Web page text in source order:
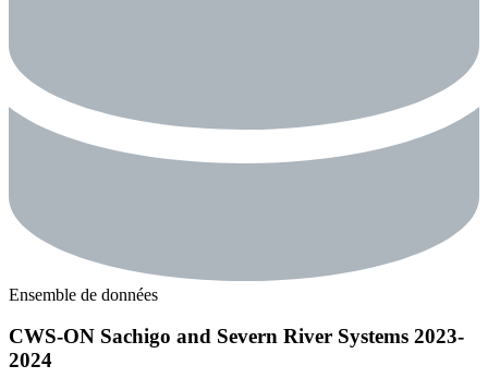
Ensemble de données
CWS-ON Sachigo and Severn River Systems 2023-
2024